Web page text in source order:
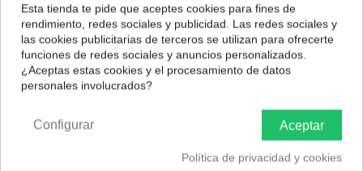
Power Delivery)
de hasta
Funciones de
protección de
poder
Sobretensión, Cortocircuito
DISEÑO
¿Dónde deseas recibir tu pedido?
Selecciona tu ubicación para mostrarte los precios e
impuestos correctos para tu región.
Esta tienda te pide que aceptes cookies para fines de
rendimiento, redes sociales y publicidad. Las redes sociales y
las cookies publicitarias de terceros se utilizan para ofrecerte
funciones de redes sociales y anuncios personalizados.
¿Aceptas estas cookies y el procesamiento de datos
personales involucrados?
Aceptar
Configurar
Política de privacidad y cookies